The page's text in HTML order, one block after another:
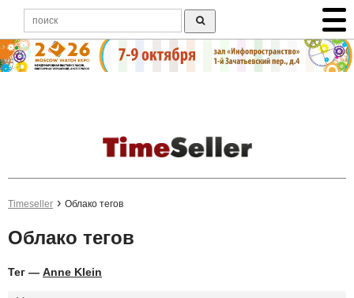
Timeseller Облако тегов
Облако тегов
Тег — Anne Klein